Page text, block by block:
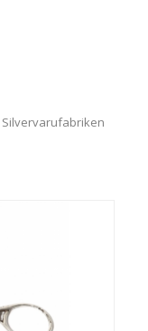
Silvervarufabriken